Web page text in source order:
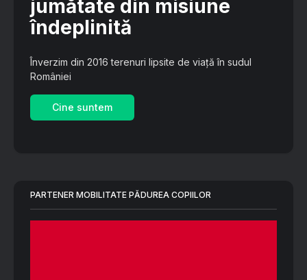
jumătate din misiune
îndeplinită
Înverzim din 2016 terenuri lipsite de viață în sudul
României
Cine suntem
PARTENER MOBILITATE PĂDUREA COPIILOR